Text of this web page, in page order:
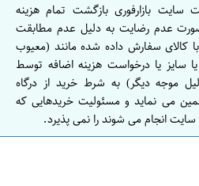
سایت بازارفوری بازگشت تمام هزینه
عدم رضایت به دلیل عدم مطابقت
کالای سفارش داده شده مانند (معیوب
سایز یا درخواست هزینه اضافه توسط
موجه دیگر) به شرط خرید از درگاه
می نماید و مسئولیت خریدهایی که
سایت انجام می شوند را نمی پذیرد.